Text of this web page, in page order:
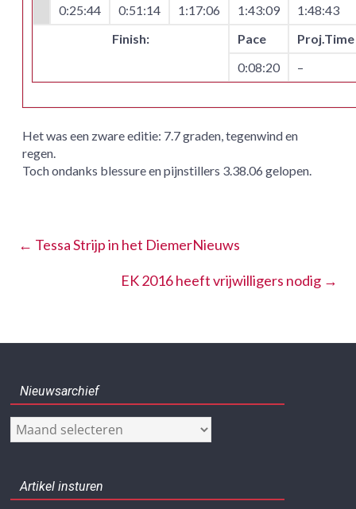
0:25:44
0:51:14 1:17:06 1:43:09
1:48:43
Finish:
Pace
Proj.Time
0:08:20
–
Het was een zware editie: 7.7 graden, tegenwind en
regen.
Toch ondanks blessure en pijnstillers 3.38.06 gelopen.​
← Tessa Strijp in het DiemerNieuws
EK 2016 heeft vrijwilligers nodig →
Nieuwsarchief
Nieuwsarchief
Artikel insturen